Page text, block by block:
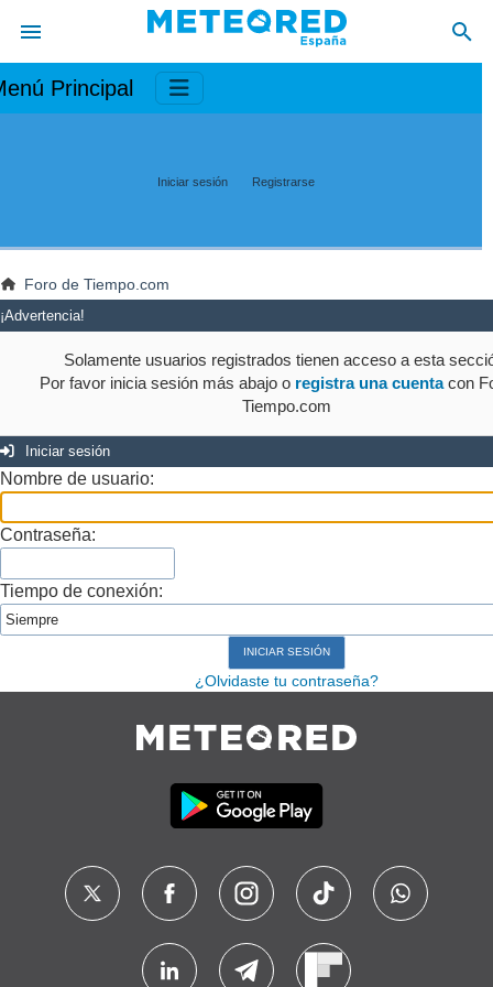
Principal
Iniciar sesión Registrarse
Foro de Tiempo.com
¡Advertencia!
Solamente usuarios registrados tienen acceso a esta
Por favor inicia sesión más abajo o registra una cuentacon
Tiempo.com
Iniciar sesión
Nombre de usuario:
Contraseña:
Tiempo de conexión:
¿Olvidaste tu contraseña?